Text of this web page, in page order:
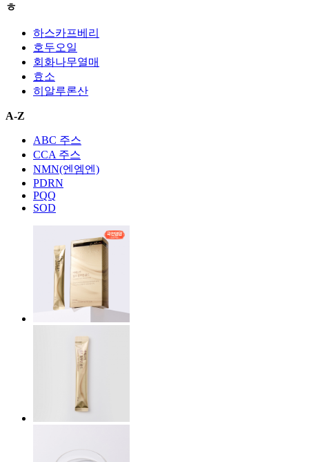
ㅎ
하스카프베리
호두오일
회화나무열매
효소
히알루론산
A-Z
ABC 주스
CCA 주스
NMN(엔엠엔)
PDRN
PQQ
SOD